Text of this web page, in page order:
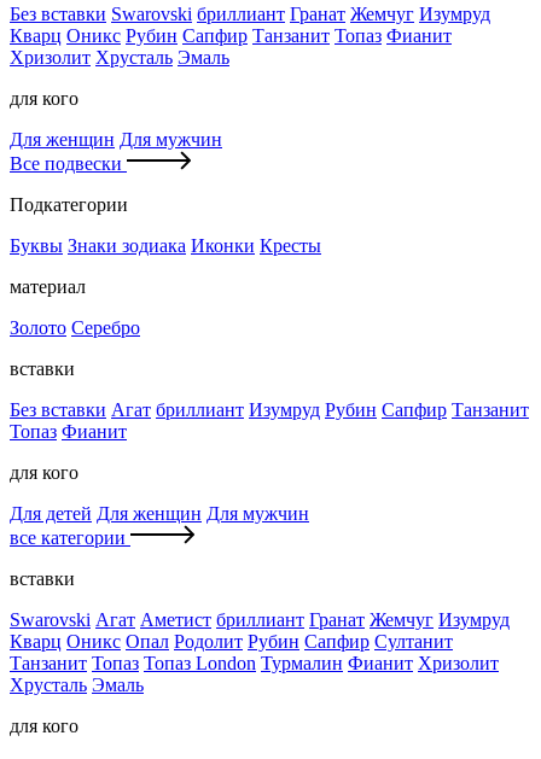
Без вставки Swarovski бриллиант Гранат Жемчуг Изумруд
Кварц Оникс Рубин Сапфир Танзанит Топаз Фианит
Хризолит Хрусталь Эмаль
для кого
Для женщин Для мужчин
Все подвески
Подкатегории
Буквы Знаки зодиака Иконки Кресты
материал
Золото Серебро
вставки
Без вставки Агат бриллиант Изумруд Рубин Сапфир Танзанит
Топаз Фианит
для кого
Для детей Для женщин Для мужчин
все категории
вставки
Swarovski Агат Аметист бриллиант Гранат Жемчуг Изумруд
Кварц Оникс Опал Родолит Рубин Сапфир Султанит
Танзанит Топаз Топаз London Турмалин Фианит Хризолит
Хрусталь Эмаль
для кого